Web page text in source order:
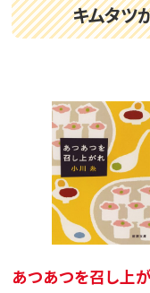
キムタツ
あつあつを召し上